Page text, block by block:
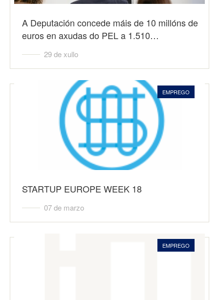
A Deputación concede máis de 10 millóns de
euros en axudas do PEL a 1.510…
29 de xullo
EMPREGO
STARTUP EUROPE WEEK 18
07 de marzo
EMPREGO